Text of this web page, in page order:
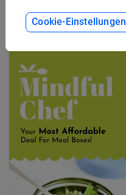
Mitarbeiterleistungen
Cookie-Einstellungen